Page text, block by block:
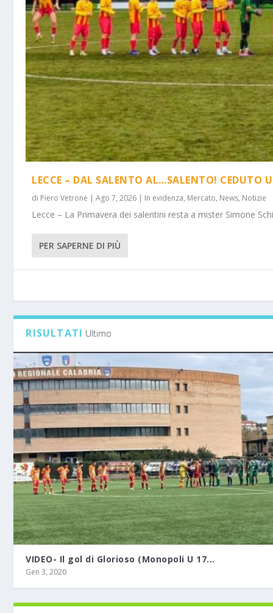
LECCE – DAL SALENTO AL…SALENTO! CEDUTO
di Piero Vetrone |Ago 7, 2026 | In evidenza, Mercato, News, Notizie
Lecce – La Primavera dei salentini resta a mister Simone
PER SAPERNE DI PIÙ
RISULTATI Ultimo
VIDEO- Il gol di Glorioso (Monopoli U 17...
Gen 3, 2020